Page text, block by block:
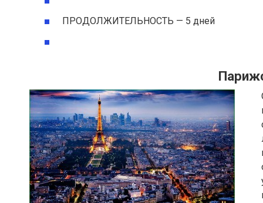
ПРОДОЛЖИТЕЛЬНОСТЬ — 5 дней